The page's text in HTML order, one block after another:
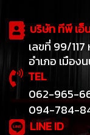
บริษัท ทีพี เอ็
เลขที่ 99/
อำเภอ เมืองน
TEL
062-965-
094-784-
LINE ID